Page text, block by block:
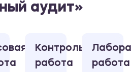
аудит»
Контрольная
работа
работа